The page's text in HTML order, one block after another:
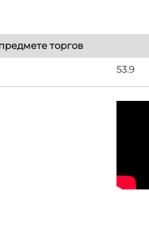
торгов
53.9